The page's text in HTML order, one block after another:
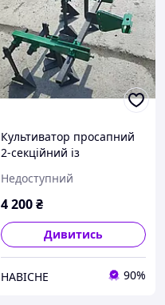
Культиватор просапний
2-секційний із
мотоблока, мототрактора,
мінітрактора
Недоступний
4 200₴
Дивитись
НАВІСНЕ 90%